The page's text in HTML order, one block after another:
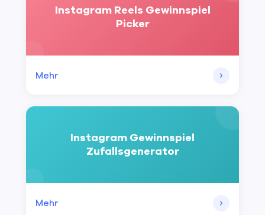
Instagram Reels Gewinnspiel
Picker
Mehr
Instagram Gewinnspiel
Zufallsgenerator
Mehr